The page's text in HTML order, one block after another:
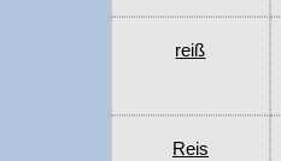
reiß
Reis